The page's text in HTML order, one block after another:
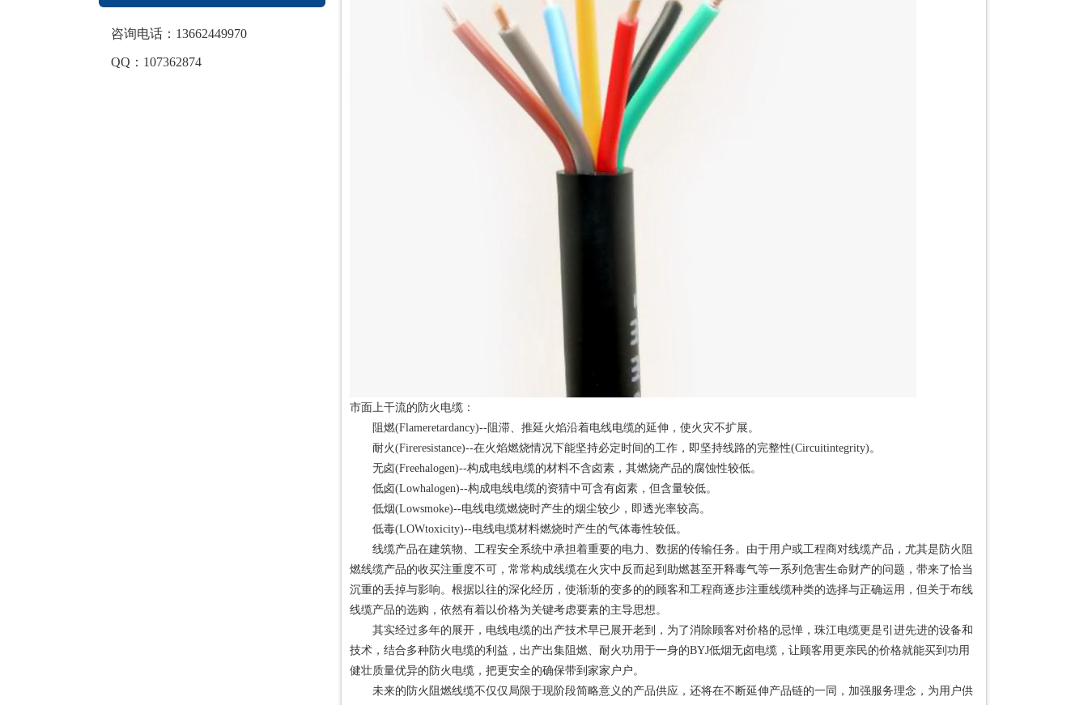
咨询电话：13662449970
QQ：107362874
市面上干流的防火电缆：
阻燃(Flameretardancy)--阻滞、推延火焰沿着电线电缆的延伸，使火灾不扩展。
耐火(Fireresistance)--在火焰燃烧情况下能坚持必定时间的工作，即坚持线路的完整性(Circuitintegrity)。
无卤(Freehalogen)--构成电线电缆的材料不含卤素，其燃烧产品的腐蚀性较低。
低卤(Lowhalogen)--构成电线电缆的资猜中可含有卤素，但含量较低。
低烟(Lowsmoke)--电线电缆燃烧时产生的烟尘较少，即透光率较高。
低毒(LOWtoxicity)--电线电缆材料燃烧时产生的气体毒性较低。
线缆产品在建筑物、工程安全系统中承担着重要的电力、数据的传输任务。由于用户或工程商对线缆产品，尤其是防火阻
燃线缆产品的收买注重度不可，常常构成线缆在火灾中反而起到助燃甚至开释毒气等一系列危害生命财产的问题，带来了恰当
沉重的丢掉与影响。根据以往的深化经历，使渐渐的变多的的顾客和工程商逐步注重线缆种类的选择与正确运用，但关于布线
线缆产品的选购，依然有着以价格为关键考虑要素的主导思想。
其实经过多年的展开，电线电缆的出产技术早已展开老到，为了消除顾客对价格的忌惮，珠江电缆更是引进先进的设备和
技术，结合多种防火电缆的利益，出产出集阻燃、耐火功用于一身的BYJ低烟无卤电缆，让顾客用更亲民的价格就能买到功用
健壮质量优异的防火电缆，把更安全的确保带到家家户户。
未来的防火阻燃线缆不仅仅局限于现阶段简略意义的产品供应，还将在不断延伸产品链的一同，加强服务理念，为用户供